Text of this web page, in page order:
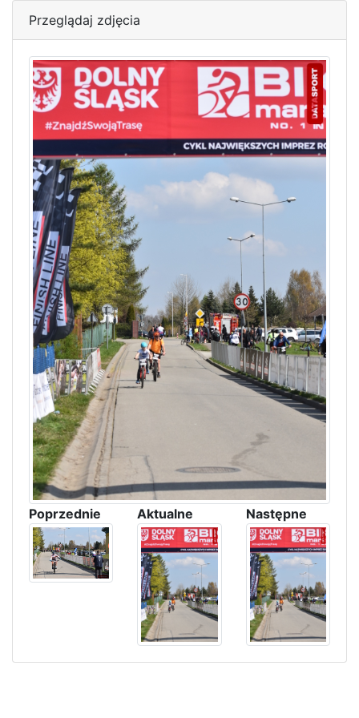
Przeglądaj zdjęcia
Poprzednie Aktualne Następne